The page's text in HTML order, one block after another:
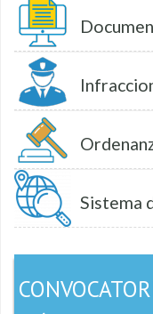
Sistema